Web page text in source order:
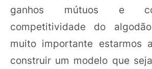
ganhos mútuos e
competitividade do
muito importante estarmos
construir um modelo que